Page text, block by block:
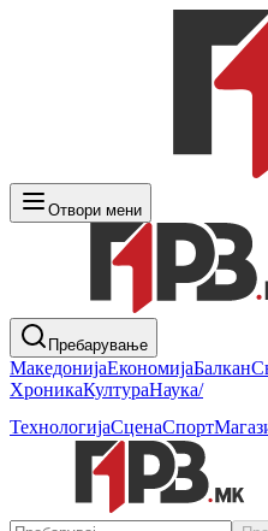
Отвори мени
Пребарување
МакедонијаЕкономијаБалкан
ХроникаКултураНаука/
ТехнологијаСценаСпорт